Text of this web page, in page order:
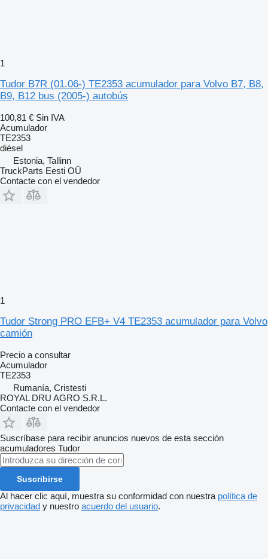
1
Tudor B7R (01.06-) TE2353 acumulador para Volvo B7, B8,
B9, B12 bus (2005-) autobús
100,81 € Sin IVA
Acumulador
TE2353
diésel
Estonia, Tallinn
TruckParts Eesti OÜ
Contacte con el vendedor
1
Tudor Strong PRO EFB+ V4 TE2353 acumulador para Volvo
camión
Precio a consultar
Acumulador
TE2353
Rumanía, Cristesti
ROYAL DRU AGRO S.R.L.
Contacte con el vendedor
Suscríbase para recibir anuncios nuevos de esta sección
acumuladores Tudor
Suscribirse
Al hacer clic aquí, muestra su conformidad con nuestra política de
privacidad y nuestro acuerdo del usuario.